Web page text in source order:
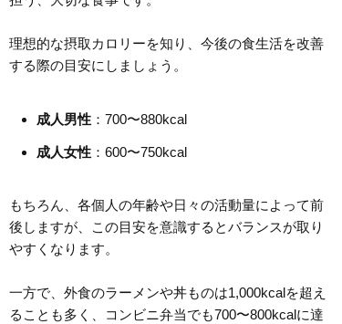
理想的な摂取カロリーを知り、今後の食生活を改善
する際の目安にしましょう。
成人男性 ：700〜880kcal
成人女性 ：600〜750kcal
もちろん、各個人の年齢や日々の活動量によって前
後しますが、この目安を意識するとバランスが取り
やすくなります。
一方で、外食のラーメンや丼ものは1,000kcalを超え
ることも多く、コンビニ弁当でも700〜800kcalに達